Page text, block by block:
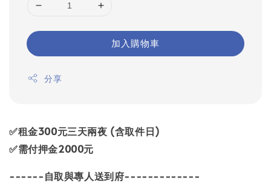
加入購物車
分享
✅租金300元三天兩夜 (含取件日)
✅需付押金2000元
------自取與專人送到府-------------